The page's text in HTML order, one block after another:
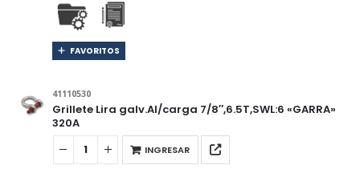
FAVORITOS
41110530
Grillete Lira galv.Al/carga 7/8″,6.5T,SWL:6 «GARRA»
320A
INGRESAR